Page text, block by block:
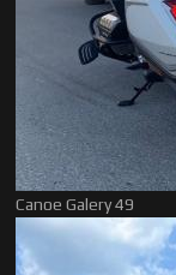
Canoe Galery 49